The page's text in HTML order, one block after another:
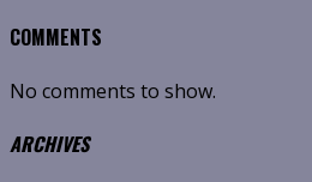
COMMENTS
No comments to show.
ARCHIVES